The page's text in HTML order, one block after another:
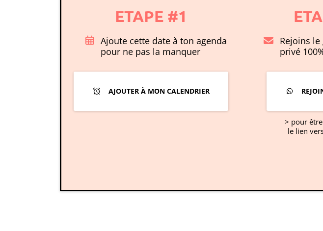
ETAPE #1
Ajoute cette date à ton agenda
pour ne pas la manquer
AJOUTER À MON CALENDRIER
Rejoins
privé
> pour
le lien